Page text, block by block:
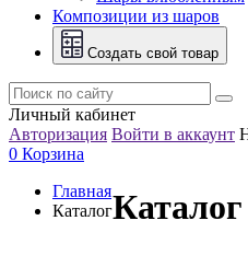
Композиции из шаров
Создать свой товар
Личный кабинет
Авторизация Войти в аккаунт
0 Корзина
Главная
КаталогКаталог